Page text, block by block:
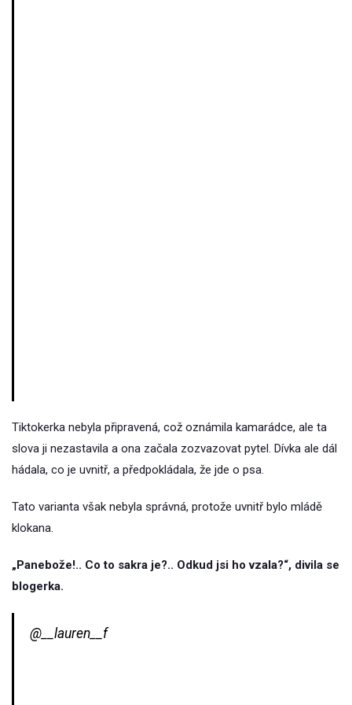
Tiktokerka nebyla připravená, což oznámila kamarádce, ale ta
slova ji nezastavila a ona začala zozvazovat pytel. Dívka ale dál
hádala, co je uvnitř, a předpokládala, že jde o psa.
Tato varianta však nebyla správná, protože uvnitř bylo mládě
klokana.
„Panebože!.. Co to sakra je?.. Odkud jsi ho vzala?“, divila se
blogerka.
@__lauren__f